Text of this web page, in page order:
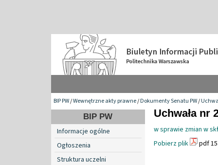
BIP PW/Wewnętrzne akty prawne/Dokumenty Senatu PW/
BIP PW
Informacje ogólne
Ogłoszenia
Struktura uczelni
Uchwała nr
w sprawie zmian w
Pobierz plik
pdf